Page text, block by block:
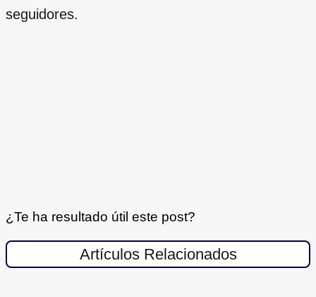
seguidores.
¿Te ha resultado útil este post?
Artículos Relacionados